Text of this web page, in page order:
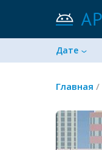
Дате
Главная /